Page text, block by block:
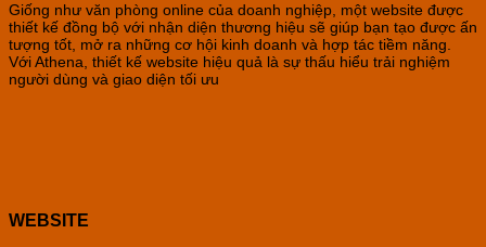
Giống như văn phòng online của doanh nghiệp, một website được
thiết kế đồng bộ với nhận diện thương hiệu sẽ giúp bạn tạo được ấn
tượng tốt, mở ra những cơ hội kinh doanh và hợp tác tiềm năng.
Với Athena, thiết kế website hiệu quả là sự thấu hiểu trải nghiệm
người dùng và giao diện tối ưu
WEBSITE